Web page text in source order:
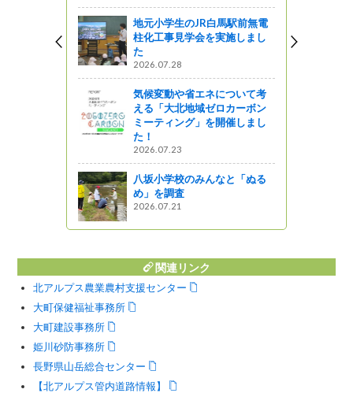
地元小学生のJR白馬駅前無電
柱化工事見学会を実施しまし
た
2026.07.28
気候変動や省エネについて考
える「大北地域ゼロカーボン
ミーティング」を開催しまし
た！
2026.07.23
八坂小学校のみんなと「ぬる
め」を調査
2026.07.21
関連リンク
北アルプス農業農村支援センター
大町保健福祉事務所
大町建設事務所
姫川砂防事務所
長野県山岳総合センター
【北アルプス管内道路情報】